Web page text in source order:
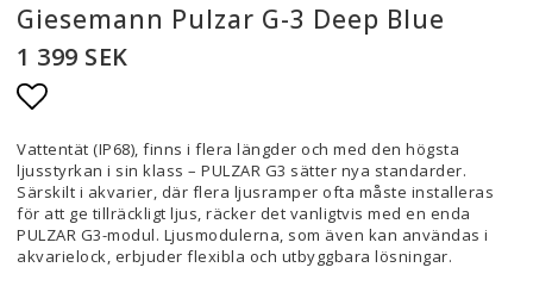
Giesemann Pulzar G-3 Deep Blue
1 399 SEK
Lägg till i favoritlistan
Vattentät (IP68), finns i flera längder och med den högsta
ljusstyrkan i sin klass – PULZAR G3 sätter nya standarder.
Särskilt i akvarier, där flera ljusramper ofta måste installeras
för att ge tillräckligt ljus, räcker det vanligtvis med en enda
PULZAR G3-modul. Ljusmodulerna, som även kan användas i
akvarielock, erbjuder flexibla och utbyggbara lösningar.